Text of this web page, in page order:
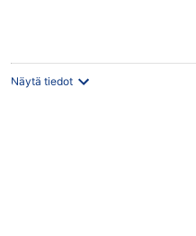
Näytä tiedot